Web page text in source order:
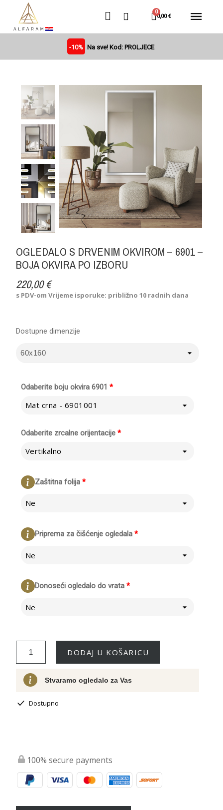
0,00 €
-10% Na sve! Kod: PROLJECE
OGLEDALO S DRVENIM OKVIROM – 6901 –
BOJA OKVIRA PO IZBORU
220,00 €
s PDV-omVrijeme isporuke: približno 10 radnih dana
*
Odaberite boju okvira 6901
Mat crna - 6901001
*
Odaberite zrcalne orijentacije
Vertikalno
*
Zaštitna folija
Ne
*
Priprema za čišćenje ogledala
Ne
*
Donoseći ogledalo do vrata
Ne
Dostupne dimenzije
DODAJ U KOŠARICU
Stvaramo ogledalo za Vas
Dostupno
100% secure payments